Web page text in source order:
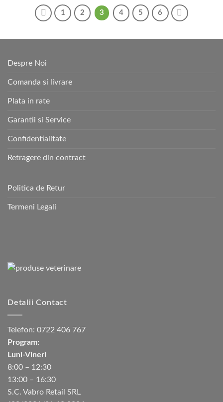
1 2 3 4 5 6
Despre Noi
Comanda si livrare
Plata in rate
Garantii si Service
Confidentialitate
Retragere din contract
Politica de Retur
Termeni Legali
Detalii Contact
Telefon: 0722 406 767
Program:
Luni-Vineri
8:00 – 12:30
13:00 – 16:30
S.C. Vabro Retail SRL